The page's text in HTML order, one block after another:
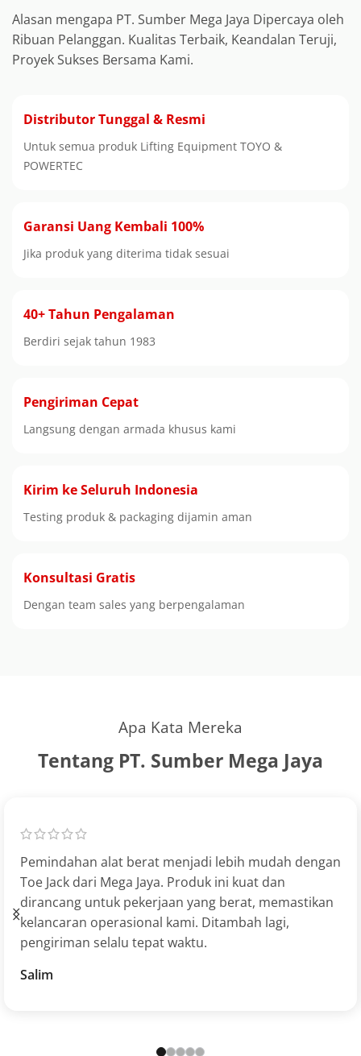
Alasan mengapa PT. Sumber Mega Jaya Dipercaya oleh
Ribuan Pelanggan. Kualitas Terbaik, Keandalan Teruji,
Proyek Sukses Bersama Kami.
Distributor Tunggal & Resmi
Untuk semua produk Lifting Equipment TOYO &
POWERTEC
Garansi Uang Kembali 100%
Jika produk yang diterima tidak sesuai
40+ Tahun Pengalaman
Berdiri sejak tahun 1983
Pengiriman Cepat
Langsung dengan armada khusus kami
Kirim ke Seluruh Indonesia
Testing produk & packaging dijamin aman
Konsultasi Gratis
Dengan team sales yang berpengalaman
Apa Kata Mereka
Tentang PT. Sumber Mega Jaya
Pemindahan alat berat menjadi lebih mudah dengan
Toe Jack dari Mega Jaya. Produk ini kuat dan
dirancang untuk pekerjaan yang berat, memastikan
kelancaran operasional kami. Ditambah lagi,
pengiriman selalu tepat waktu.
Salim